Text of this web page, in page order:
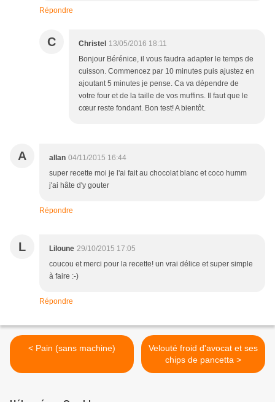
Répondre
C Christel 13/05/2016 18:11
Bonjour Bérénice, il vous faudra adapter le temps de
cuisson. Commencez par 10 minutes puis ajustez en
ajoutant 5 minutes je pense. Ca va dépendre de
votre four et de la taille de vos muffins. Il faut que le
cœur reste fondant. Bon test! A bientôt.
A allan 04/11/2015 16:44
super recette moi je l'ai fait au chocolat blanc et coco humm
j'ai hâte d'y gouter
Répondre
L Liloune 29/10/2015 17:05
coucou et merci pour la recette! un vrai délice et super simple
à faire :-)
Répondre
< Pain (sans machine)
Velouté froid d'avocat et ses
chips de pancetta >